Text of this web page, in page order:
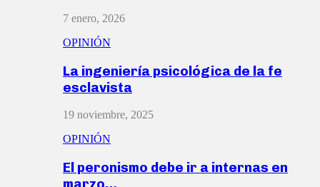
7 enero, 2026
OPINIÓN
La ingeniería psicológica de la fe
esclavista
19 noviembre, 2025
OPINIÓN
El peronismo debe ir a internas en